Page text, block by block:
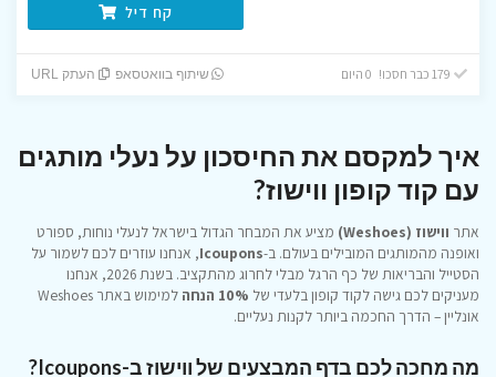
קח דיל
שיתוף בוואטסאפ העתק URL
איך למקסם את החיסכון על נעלי מותגים
עם קוד קופון ווישוז?
אתר ווישוז (Weshoes)
מציע את המבחר הגדול בישראל לנעלי נוחות, ספורט
ואופנה מהמותגים המובילים בעולם. ב-Icoupons, אנחנו עוזרים לכם לשמור על
הסטייל והבריאות של כף הרגל מבלי לחרוג מהתקציב. בשנת 2026, אנחנו
מעניקים לכם גישה לקוד קופון בלעדי של 10% הנחה
למימוש באתר Weshoes
אונליין – הדרך החכמה ביותר לקנות נעליים.
מה מחכה לכם בדף המבצעים של ווישוז ב-Icoupons?